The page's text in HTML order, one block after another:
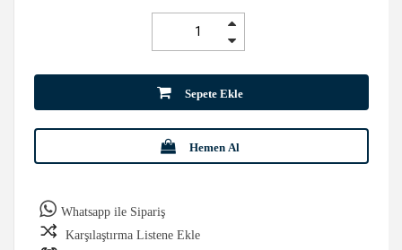
Sepete Ekle
Hemen Al
Whatsapp ile Sipariş
Karşılaştırma Listene Ekle